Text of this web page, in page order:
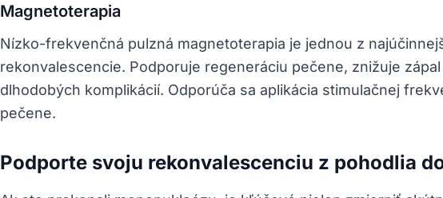
Magnetoterapia
Nízko-frekvenčná pulzná magnetoterapia je jednou z
rekonvalescencie. Podporuje regeneráciu pečene, znižuje
dlhodobých komplikácií. Odporúča sa aplikácia stimulačnej
pečene.
Podporte svoju rekonvalescenciu z pohodlia